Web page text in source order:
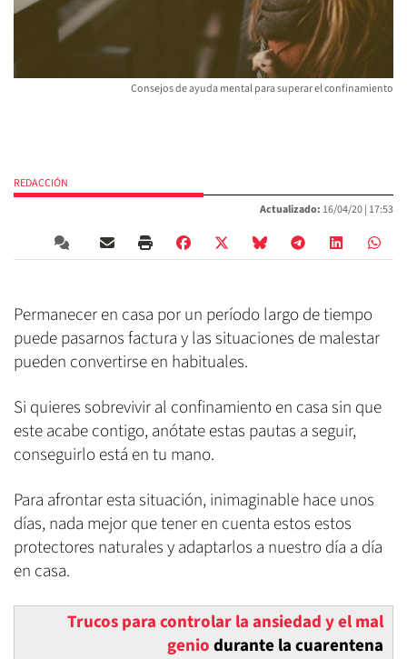
Consejos de ayuda mental para superar el confinamiento
REDACCIÓN
Actualizado: 16/04/20 | 17:53
Permanecer en casa por un período largo de tiempo
puede pasarnos factura y las situaciones de malestar
pueden convertirse en habituales.
Si quieres sobrevivir al confinamiento en casa sin que
este acabe contigo, anótate estas pautas a seguir,
conseguirlo está en tu mano.
Para afrontar esta situación, inimaginable hace unos
días, nada mejor que tener en cuenta estos estos
protectores naturales y adaptarlos a nuestro día a día
en casa.
Trucos para controlar la ansiedad y el mal
geniodurante la cuarentena